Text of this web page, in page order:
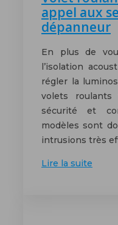
appel aux
dépanneur
En plus de
l’isolation
régler la
volets roulants
sécurité et
modèles sont
intrusions très
Lire la suite